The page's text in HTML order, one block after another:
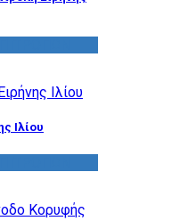
Ιλίου